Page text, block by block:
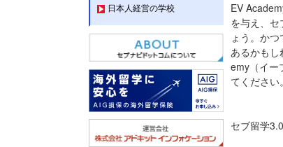
日本人経営の学校
EV
を与え、
ょう。か
あるかもし
emy（イー
てください
セブ留学